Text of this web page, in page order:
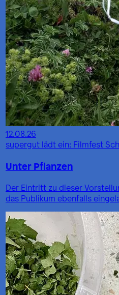
12.08.26
supergut lädt ein: Filmfest
Unter Pflanzen
Der Eintritt zu dieser
das Publikum ebenfalls